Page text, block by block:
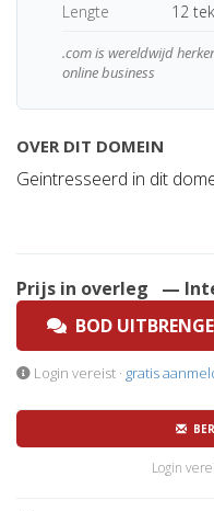
Lengte
12
.com is wereldwijd
online business
OVER DIT DOMEIN
Geintresseerd in dit
Prijs in overleg
—
BOD
Login vereist · gratis
Login